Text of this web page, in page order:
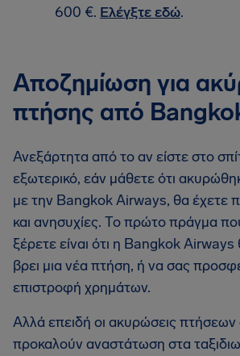
600 €. Ελέγξτε εδώ.
Αποζημίωση για
πτήσης από
Ανεξάρτητα από το αν είστε στο
εξωτερικό, εάν μάθετε ότι
με την Bangkok Airways, θα έχετε
και ανησυχίες. Το πρώτο πράγμα
ξέρετε είναι ότι η Bangkok
βρει μια νέα πτήση, ή να σας
επιστροφή χρημάτων.
Αλλά επειδή οι ακυρώσεις
προκαλούν αναστάτωση στα